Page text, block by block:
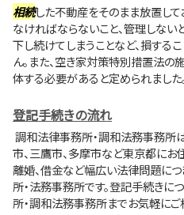
相続した不動産をそのまま放置し
なければならないこと、管理しな
下し続けてしまうことなど、損する
ん。また、空き家対策特別措置法の
体する必要があると定められました
登記手続きの流れ
調和法律事務所・調和法務事務所
市、三鷹市、多摩市など東京都にお
離婚、借金など幅広い法律問題に
所・法務事務所です。登記手続きに
所・調和法務事務所までお気軽にご